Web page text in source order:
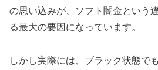
の思い込みが、ソフト闇金という
る最大の要因になっています。
しかし実際には、ブラック状態で